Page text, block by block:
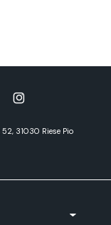
31030 Riese Pio